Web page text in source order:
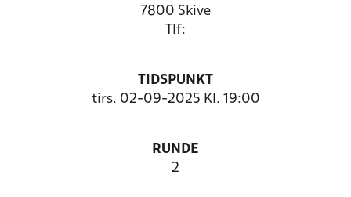
7800 Skive
Tlf:
TIDSPUNKT
tirs. 02-09-2025 Kl. 19:00
RUNDE
2